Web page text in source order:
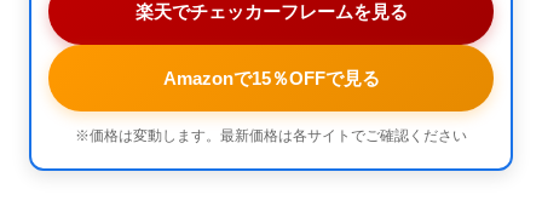
楽天でチェッカーフレームを見る
Amazonで15％OFFで見る
※価格は変動します。最新価格は各サイトでご確認ください